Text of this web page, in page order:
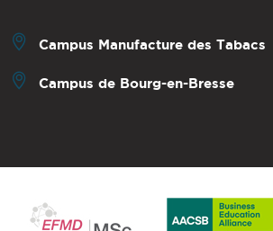
Campus Manufacture des Tabacs
Campus de Bourg-en-Bresse